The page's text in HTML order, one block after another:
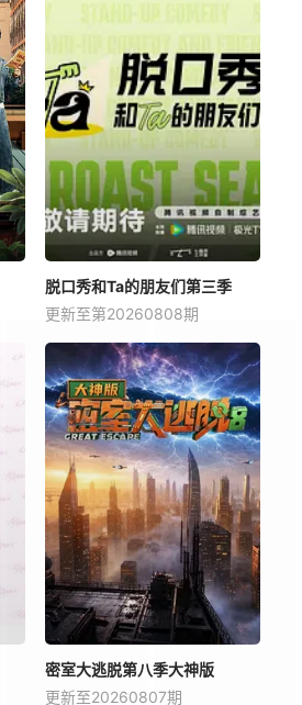
脱口秀和Ta的朋友们第三季
更新至第20260808期
密室大逃脱第八季大神版
更新至20260807期